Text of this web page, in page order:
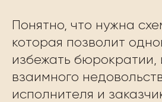
Понятно, что нужна
которая позволит
избежать бюрократии,
взаимного
исполнителя и